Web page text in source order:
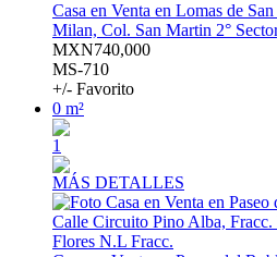
Casa en Venta en Lomas de
Milan, Col. San Martin 2°
MXN740,000
MS-710
+/- Favorito
0 m²
1
MÁS DETALLES